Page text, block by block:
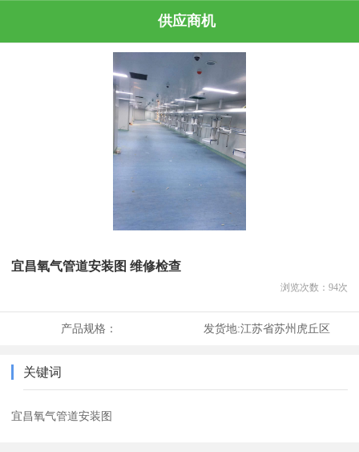
供应商机
宜昌氧气管道安装图 维修检查
浏览次数： 94次
产品规格： 发货地:江苏省苏州虎丘区
关键词
宜昌氧气管道安装图